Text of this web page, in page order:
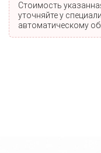
Стоимость
уточняйте у
автоматическому